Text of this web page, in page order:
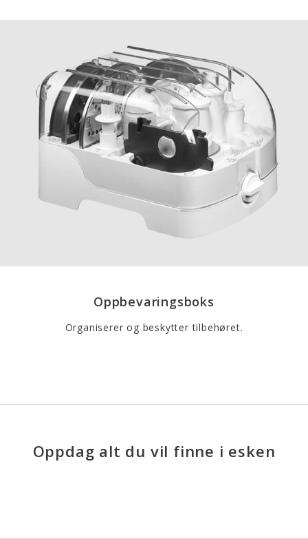
Oppbevaringsboks
Organiserer og beskytter tilbehøret.
Oppdag alt du vil finne i esken